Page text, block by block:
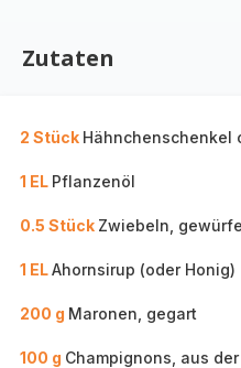
Zutaten
2 Stück Hähnchenschenkel
1 EL Pflanzenöl
0.5 Stück Zwiebeln,
1 ELAhornsirup (oder Honig)
200 g Maronen, gegart
100 g Champignons, aus